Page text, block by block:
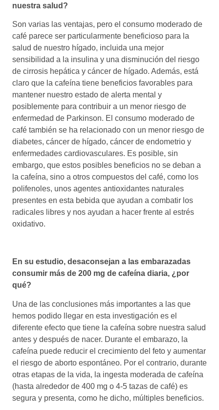
nuestra salud?
Son varias las ventajas, pero el consumo moderado de
café parece ser particularmente beneficioso para la
salud de nuestro hígado, incluida una mejor
sensibilidad a la insulina y una disminución del riesgo
de cirrosis hepática y cáncer de hígado. Además, está
claro que la cafeína tiene beneficios favorables para
mantener nuestro estado de alerta mental y
posiblemente para contribuir a un menor riesgo de
enfermedad de Parkinson. El consumo moderado de
café también se ha relacionado con un menor riesgo de
diabetes, cáncer de hígado, cáncer de endometrio y
enfermedades cardiovasculares. Es posible, sin
embargo, que estos posibles beneficios no se deban a
la cafeína, sino a otros compuestos del café, como los
polifenoles, unos agentes antioxidantes naturales
presentes en esta bebida que ayudan a combatir los
radicales libres y nos ayudan a hacer frente al estrés
oxidativo.
En su estudio, desaconsejan a las embarazadas
consumir más de 200 mg de cafeína diaria, ¿por
qué?
Una de las conclusiones más importantes a las que
hemos podido llegar en esta investigación es el
diferente efecto que tiene la cafeína sobre nuestra salud
antes y después de nacer. Durante el embarazo, la
cafeína puede reducir el crecimiento del feto y aumentar
el riesgo de aborto espontáneo. Por el contrario, durante
otras etapas de la vida, la ingesta moderada de cafeína
(hasta alrededor de 400 mg o 4-5 tazas de café) es
segura y presenta, como he dicho, múltiples beneficios.